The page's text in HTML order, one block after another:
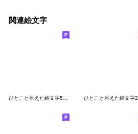
関連絵文字
ひとこと添えた絵文字2